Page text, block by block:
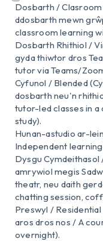
Dosbarth /
ddosbarth mewn
classroom learning
Dosbarth Rhithiol /
gyda thiwtor dros
tutor via Teams/
Cyfunol / Blended
dosbarth neu'n
tutor-led classes in
study).
Hunan-astudio ar-
Independent
Dysgu
amrywiol megis
theatr, neu daith
chatting session,
Preswyl /
aros dros nos / A
overnight).